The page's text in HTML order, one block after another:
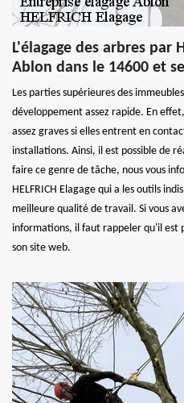
L'élagage des arbres par
Ablon dans le 14600 et
Les parties supérieures des
développement assez rapide. En
assez graves si elles entrent en
installations. Ainsi, il est possible de
faire ce genre de tâche, nous vous
HELFRICH Elagage qui a les outils
meilleure qualité de travail. Si vous
informations, il faut rappeler qu'il est
son site web.